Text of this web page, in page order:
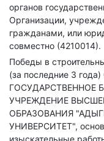
органов
Организации,
гражданами, или
совместно (4210014).
Победы в
(за последние 3 года)
ГОСУДАРСТВЕННОЕ
УЧРЕЖДЕНИЕ
ОБРАЗОВАНИЯ
УНИВЕРСИТЕТ",
изыскательные